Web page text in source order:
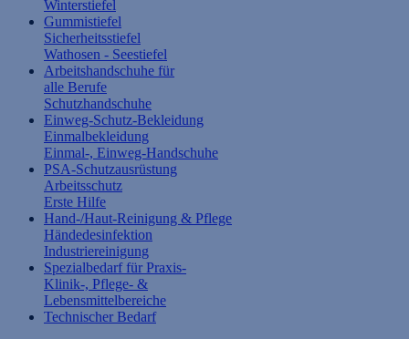
Winterstiefel
Gummistiefel
Sicherheitsstiefel
Wathosen - Seestiefel
Arbeitshandschuhe für
alle Berufe
Schutzhandschuhe
Einweg-Schutz-Bekleidung
Einmalbekleidung
Einmal-, Einweg-Handschuhe
PSA-Schutzausrüstung
Arbeitsschutz
Erste Hilfe
Hand-/Haut-Reinigung & Pflege
Händedesinfektion
Industriereinigung
Spezialbedarf für Praxis-
Klinik-, Pflege- &
Lebensmittelbereiche
Technischer Bedarf